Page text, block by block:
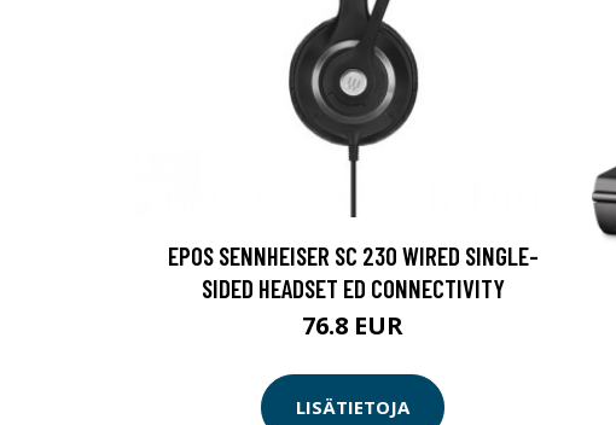
EPOS SENNHEISER SC 230 WIRED SINGLE-
SIDED HEADSET ED CONNECTIVITY
76.8 EUR
LISÄTIETOJA